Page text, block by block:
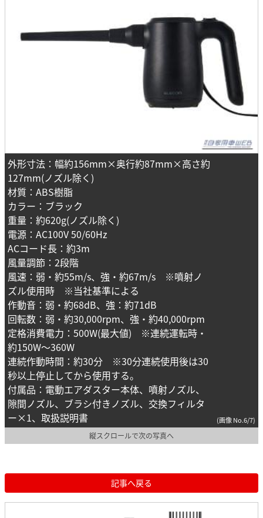
外形寸法：幅約156mm×奥行約87mm×高さ約
127mm(ノズル除く)
材質：ABS樹脂
カラー：ブラック
重量：約620g(ノズル除く)
電源：AC100V 50/60Hz
ACコード長：約3m
風量調節：2段階
風速：弱・約55m/s、強・約67m/s ※噴射ノ
ズル使用時 ※当社基準による
作動音：弱・約68dB、強：約71dB
回転数：弱・約30,000rpm、強・約40,000rpm
定格消費電力：500W(最大値) ※連続運転時・
約150W～360W
連続作動時間：約30分 ※30分連続使用後は30
秒以上停止してから使用する。
付属品：電動エアダスター本体、噴射ノズル、
隙間ノズル、ブラシ付きノズル、交換フィルタ
ー×1、取扱説明書
(画像 No.6/7)
縦スクロールで次の写真へ
記事へ戻る